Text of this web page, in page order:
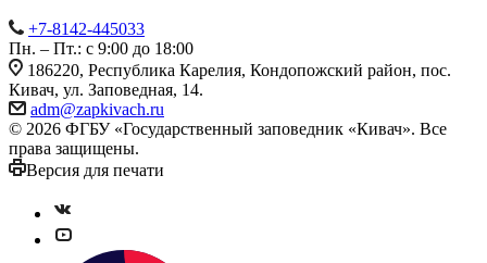
+7-8142-445033
Пн. – Пт.: с 9:00 до 18:00
186220, Республика Карелия, Кондопожский район, пос.
Кивач, ул. Заповедная, 14.
adm@zapkivach.ru
© 2026 ФГБУ «Государственный заповедник «Кивач». Все
права защищены.
Версия для печати